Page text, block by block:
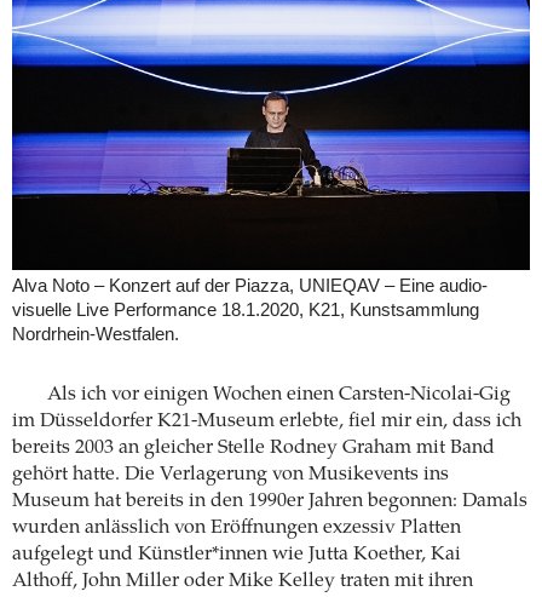
Alva Noto – Konzert auf der Piazza, UNIEQAV – Eine audio-
visuelle Live Performance 18.1.2020, K21, Kunstsammlung
Nordrhein-Westfalen.
Als ich vor einigen Wochen einen Carsten-Nicolai-Gig
im Düsseldorfer K21-Museum erlebte, fiel mir ein, dass ich
bereits 2003 an gleicher Stelle Rodney Graham mit Band
gehört hatte. Die Verlagerung von Musikevents ins
Museum hat bereits in den 1990er Jahren begonnen: Damals
wurden anlässlich von Eröffnungen exzessiv Platten
aufgelegt und Künstler*innen wie Jutta Koether, Kai
Althoff, John Miller oder Mike Kelley traten mit ihren